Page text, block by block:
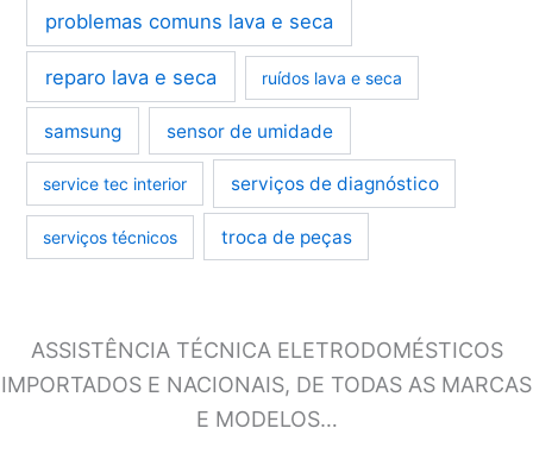
problemas comuns lava e seca
reparo lava e seca ruídos lava e seca
samsung sensor de umidade
service tec interior serviços de diagnóstico
serviços técnicos troca de peças
ASSISTÊNCIA TÉCNICA ELETRODOMÉSTICOS
IMPORTADOS E NACIONAIS, DE TODAS AS MARCAS
E MODELOS…